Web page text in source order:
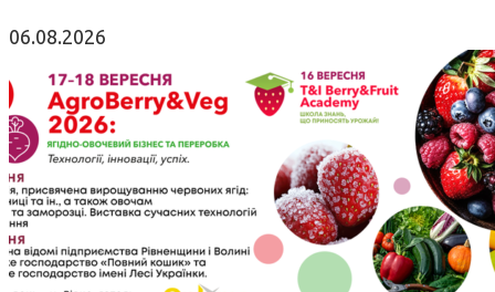
06.08.2026